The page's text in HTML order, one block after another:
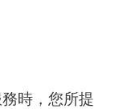
時，您所提